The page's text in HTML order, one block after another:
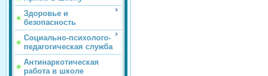
Здоровье и
безопасность
Социально-психолого-
педагогическая служба
Антинаркотическая
работа в школе